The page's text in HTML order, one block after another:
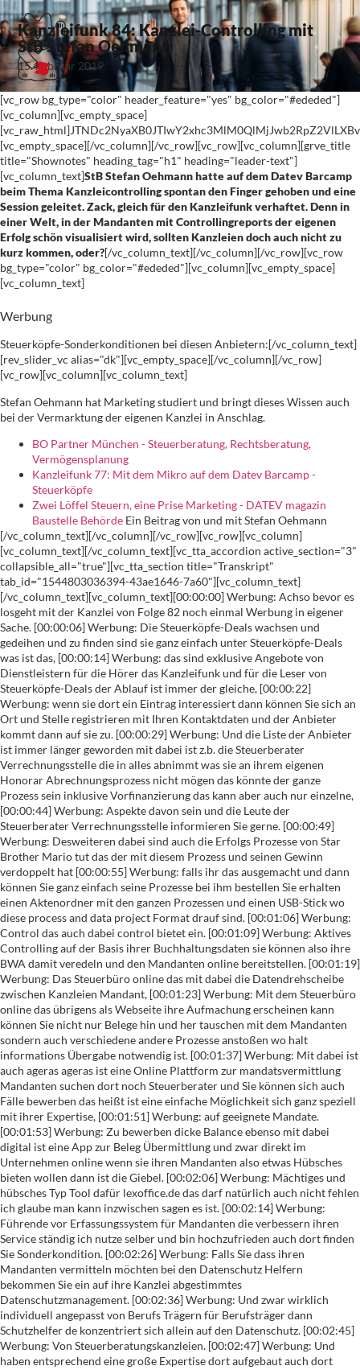
Kanzleifunk 84: Kanzlei-Controlling mit
StB Stefan Oehmann
15. Februar 2019
[vc_row bg_type="color" header_feature="yes" bg_color="#ededed"]
[vc_column][vc_empty_space]
[vc_empty_space][/vc_column][/vc_row][vc_row][vc_column][grve_title
title="Shownotes" heading_tag="h1" heading="leader-text"]
[vc_column_text]StB Stefan Oehmann hatte auf dem Datev Barcamp
beim Thema Kanzleicontrolling spontan den Finger gehoben und eine
Session geleitet. Zack, gleich für den Kanzleifunk verhaftet. Denn in
einer Welt, in der Mandanten mit Controllingreports der eigenen
Erfolg schön visualisiert wird, sollten Kanzleien doch auch nicht zu
kurz kommen, oder?[/vc_column_text][/vc_column][/vc_row][vc_row
bg_type="color" bg_color="#ededed"][vc_column][vc_empty_space]
[vc_column_text]
Werbung
Steuerköpfe-Sonderkonditionen bei diesen Anbietern:[/vc_column_text]
[rev_slider_vc alias="dk"][vc_empty_space][/vc_column][/vc_row]
[vc_row][vc_column][vc_column_text]
Stefan Oehmann hat Marketing studiert und bringt dieses Wissen auch
bei der Vermarktung der eigenen Kanzlei in Anschlag.
BO Partner München - Steuerberatung, Rechtsberatung,
Vermögensplanung
Kanzleifunk 77: Mit dem Mikro auf dem Datev Barcamp -
Steuerköpfe
Zwei Löffel Steuern, eine Prise Marketing - DATEV magazin
Baustelle Behörde Ein Beitrag von und mit Stefan Oehmann
[/vc_column_text][/vc_column][/vc_row][vc_row][vc_column][vc_column_text][/vc_column_text][vc_tta_accordion active_section="3" collapsible_all="true"][vc_tta_section title="Transkript" tab_id="1544803036394-43ae1646-7a60"][vc_column_text][/vc_column_text][vc_column_text][00:00:00] Werbung: Achso bevor es losgeht mit der Kanzlei von Folge 82 noch einmal Werbung in eigener Sache. [00:00:06] Werbung: Die Steuerköpfe-Deals wachsen und gedeihen und zu finden sind sie ganz einfach unter Steuerköpfe-Deals was ist das, [00:00:14] Werbung: das sind exklusive Angebote von Dienstleistern für die Hörer das Kanzleifunk und für die Leser von Steuerköpfe-Deals der Ablauf ist immer der gleiche, [00:00:22] Werbung: wenn sie dort ein Eintrag interessiert dann können Sie sich an Ort und Stelle registrieren mit Ihren Kontaktdaten und der Anbieter kommt dann auf sie zu. [00:00:29] Werbung: Und die Liste der Anbieter ist immer länger geworden mit dabei ist z.b. die Steuerberater Verrechnungsstelle die in alles abnimmt was sie an ihrem eigenen Honorar Abrechnungsprozess nicht mögen das könnte der ganze Prozess sein inklusive Vorfinanzierung das kann aber auch nur einzelne, [00:00:44] Werbung: Aspekte davon sein und die Leute der Steuerberater Verrechnungsstelle informieren Sie gerne. [00:00:49] Werbung: Desweiteren dabei sind auch die Erfolgs Prozesse von Star Brother Mario tut das der mit diesem Prozess und seinen Gewinn verdoppelt hat [00:00:55] Werbung: falls ihr das ausgemacht und dann können Sie ganz einfach seine Prozesse bei ihm bestellen Sie erhalten einen Aktenordner mit den ganzen Prozessen und einen USB-Stick wo diese process and data project Format drauf sind. [00:01:06] Werbung: Control das auch dabei control bietet ein. [00:01:09] Werbung: Aktives Controlling auf der Basis ihrer Buchhaltungsdaten sie können also ihre BWA damit veredeln und den Mandanten online bereitstellen. [00:01:19] Werbung: Das Steuerbüro online das mit dabei die Datendrehscheibe zwischen Kanzleien Mandant, [00:01:23] Werbung: Mit dem Steuerbüro online das übrigens als Webseite ihre Aufmachung erscheinen kann können Sie nicht nur Belege hin und her tauschen mit dem Mandanten sondern auch verschiedene andere Prozesse anstoßen wo halt informations Übergabe notwendig ist. [00:01:37] Werbung: Mit dabei ist auch ageras ageras ist eine Online Plattform zur mandatsvermittlung Mandanten suchen dort noch Steuerberater und Sie können sich auch Fälle bewerben das heißt ist eine einfache Möglichkeit sich ganz speziell mit ihrer Expertise, [00:01:51] Werbung: auf geeignete Mandate. [00:01:53] Werbung: Zu bewerben dicke Balance ebenso mit dabei digital ist eine App zur Beleg Übermittlung und zwar direkt im Unternehmen online wenn sie ihren Mandanten also etwas Hübsches bieten wollen dann ist die Giebel. [00:02:06] Werbung: Mächtiges und hübsches Typ Tool dafür lexoffice.de das darf natürlich auch nicht fehlen ich glaube man kann inzwischen sagen es ist. [00:02:14] Werbung: Führende vor Erfassungssystem für Mandanten die verbessern ihren Service ständig ich nutze selber und bin hochzufrieden auch dort finden Sie Sonderkondition. [00:02:26] Werbung: Falls Sie dass ihren Mandanten vermitteln möchten bei den Datenschutz Helfern bekommen Sie ein auf ihre Kanzlei abgestimmtes Datenschutzmanagement. [00:02:36] Werbung: Und zwar wirklich individuell angepasst von Berufs Trägern für Berufsträger dann Schutzhelfer de konzentriert sich allein auf den Datenschutz. [00:02:45] Werbung: Von Steuerberatungskanzleien. [00:02:47] Werbung: Und haben entsprechend eine große Expertise dort aufgebaut auch dort erwarten Sie Sonderkonditionen die sich in Barmen zu für Sie auszahlen. [00:02:55] Werbung: Geld sparen können Sie ebenso mit dem gutachtendienst vom DWS vom deutschen wissenschaftlichen Institut der Steuerberater jawohl. [00:03:02] Werbung: Dort können Sie sich einen Gutschein holen zur Seite legen und wenn sie dann mal eine eine fundierte zweite Meinung brauchen. [00:03:09] Werbung: Dann kann sie beim TWS gutachtendienst ein fundiertes Gutachten beantragen und mit dem erworbenen Gutschein ein bisschen Geld sparen. [00:03:17] Werbung: Die beiden jüngsten Zugänge der Sinti weiß ich weiß bietet Video Fortbildungskurse und dazu [00:03:23] Werbung: gibt es noch einen Arm attraktives bezahlen oder nämlich sie buchen dort Stundenkontingent es müssen nicht einen einzelnen Kurs buchen sondern sie buchen Stundenkontingente die sie dann auf das ganze Angebot, [00:03:34] Werbung: funny weiß anwenden können. [00:03:38] Werbung: Die bieten auch einen gratis Schnupperkurs sodass sie einfach mal unverbindlich hinein hören können und wenn sie sich dann für ein Abo entscheiden dann können Sie mit den Steuerköpfe-Deals auch, [00:03:47] Werbung: Geld sparen in Red One ist der letzte im Bunde Edenred one ist eine elegante Lösung Mitarbeitern die benefits auszuzahlen also den sogenannten Sachbezug. [00:03:57] Werbung: Dafür gibt es EC-Karten die bei über 20.000 Akzeptanzstellen akzeptiert werden und Edenred bietet Ihnen halt den ganzen Service drumherum so dass sie dort nur noch die Karte bestellen brauchen und dann ihre Mitarbeiter glücklich zu machen bzw. [00:04:13] Werbung: Arbeiter von Mandanten glücklich zu machen, [00:04:15] Werbung: und wie gesagt der Ablauf ist immer derselbe sie schauen sich einen Eintrag bei den Deals auf den Steuerköpfe-Deals wenn es sie weiter interessiert hinterlassen Sie Ihre Kontaktdaten die Anbieter kommen dann auf sie zu und den Rest machen sie dann miteinander aus, [00:04:29] Werbung: sparkasse.de Schrägstrich dies ist die entsprechende url aber Sie können auch hier in der Podcast App ein wenig stöbern nennen schauen ob es finden Sie die Links zu den ganzen Einträgen durch den von dem China der erzählt habe, [00:04:41] Werbung: also hat ganz herzlichen Dank an alle die Anbieter für die Unterstützung von Steuerköpfe-Deals. 00:04:48: Musik [00:04:55] Claas: Kanzleifunk 83 hallo Angela. [00:04:58] Angela: Hallo Klaus grüß Dich. [00:04:59] Claas: Wir haben heute einen Gast dabei Stefan Oehmann aus München Neustadt. [00:05:03] Stefan Oehmann: Hallo Angela Angela class. [00:05:05] Angela: Hallo Stefan. [00:05:07] Claas: Wir haben uns kurz kennengelernt auf dem DATEV Barcamp kürzlich in Nürnberg und da hattest du eine ziemlich spontane Session gemacht zum Thema Kanzleicontrolling und meine Ohren haben sich gleich aufgestellt. [00:05:18] Claas: Aber ich dachte mir den muss ich noch ansprechen und ja dann hatte ich dir die Karte zu gesteckt und wir haben kurz hinterher gesprochen dann Kanzleicontrolling wir hatten sie auch schon vor Gespräch kurz besprochen ist etwas was ich finde selten aufkommt als Thema. [00:05:33] Claas: Und dachte ich mir wenn dann schon jemand dazu die Hand hebt dann wusste doch nicht unbedingt sprechen und deshalb ist die heutige Folge dem Thema. [00:05:43] Claas: Kanzleicontrolling gif. [00:05:46] Stefan Oehmann: Super prima. [00:05:47] Angela: Bitte noch mal ganz kurz vorweg für deine Kanzlei was treibt ihr so wie groß seid ihr und natürlich wie kommst du dann zum Thema Kanzleicontrolling. [00:05:56] Stefan Oehmann: Wer wer wer oder was sind wir wir sind biopartner [00:06:01] Stefan Oehmann: wir sind die Kanzlei hier in München via mit meinem partner zusammen 2010 eine kleine Kanzlei von Ommen damals mit drei Mitarbeiter dann zwei Steuerberater altersbedingte aufgehört und wir haben diese Kanzlei die letzten Jahre einfach entwickelt wir sind mittlerweile 16 Mitarbeiter mit fünf Berufsträger [00:06:19] Stefan Oehmann: unser Fokus liegt so ein bisschen auf der Steuer Rechtsberatung Gestaltungsberatung durch das weil mein Partner Rechtsanwalt ist [00:06:26] Stefan Oehmann: ich bin eher der Kaufmann und kümmere mich so um die Zahlenwelt um die Digitalisierung so dass wir da unsere mittelständischen Kunden. [00:06:33] Stefan Oehmann: Am rundum eigentlich bedienen können, [00:06:36] Stefan Oehmann: und dann so ein bisschen bedingt durch das Wachstum dass wir hatten war es auch immer ein bisschen schwierig so mit dem mit dem Überblick hinterherzukommen sodass das Thema Kanzleicontrolling, [00:06:45] Stefan Oehmann: bei uns doch einen gewissen Stellenwert hat. [00:06:49] Stefan Oehmann: Wird vielleicht auch bissel daher weil ich nicht so der klassische Steuerberater bin ich aber noch Marketing mit dazu studiert und versucht es immer so ein bisschen auch von Dienstleistungen, [00:06:57] Stefan Oehmann: vom Produkt Charakter vom Preis Charakter er zusehen wo ich einfach Datenmaterial verbindet. [00:07:02] Claas: Ja ok was für Daten denn. [00:07:05] Stefan Oehmann: Haben was für Daten als am Ende aller Tage wollen wir einen zufriedenen Kunden in den glücklichen Kunden und Kunden der uns weiter empfiehlt [00:07:13] Stefan Oehmann: und ähm da ist natürlich die Thematik die ich brauche ja. [00:07:19] Stefan Oehmann: Preiskalkulation ich brauche für eine Preiskalkulation Datenmaterial wenn sie sein kann ok für was kann ich was anbieten ich brauche wegen mir [00:07:29] Stefan Oehmann: Daten die fürs Unternehmen wichtig sind das heißt in welchen Geschäftsbereichen entwickelt sich meine Kanzlei was habe ich für [00:07:35] Stefan Oehmann: für Umsatzrendite habe ich hier gute Auslastung der Mitarbeiter das heißt das ist ja sehr vielschichtig wo wir im Prinzip Datenmaterial eigentlich benötigen [00:07:45] Stefan Oehmann: um ein Unternehmen zu steuern um Unternehmen erfolgreich zu machen. [00:07:50] Claas: Hör die Daten sind aber da nehme ich an. [00:07:54] Stefan Oehmann: Die Daten sind da wir sind gleich 2010 auf vfio Comfort also die die große eigen morgen ist ja Zion's Lösung der DATEV gegangen die Auftrags getrieben arbeitet das heißt ich habe durch eine Zeiterfassung [00:08:08] Stefan Oehmann: durch eine Auftrag zugeordnet die Faktura durch Leistungs Zuordnung zum Auftrag eigentlich eine sehr gute Datenbasis die Schwierigkeit ist er die in, [00:08:19] Stefan Oehmann: in der vernünftigen vertretbaren Zeit gut auswerten zu können. [00:08:23] Angela: Du hast gesag